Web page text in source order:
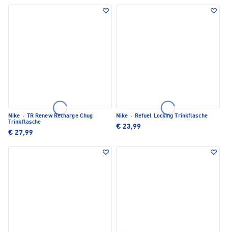
Nike ·
TR Renew Recharge Chug
Trinkflasche
€ 27,99
Nike · Refuel Locking Trinkflasche
€ 23,99